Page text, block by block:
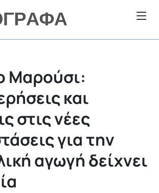
Μαρούσι:
και
στις νέες
για την
αγωγή δείχνει